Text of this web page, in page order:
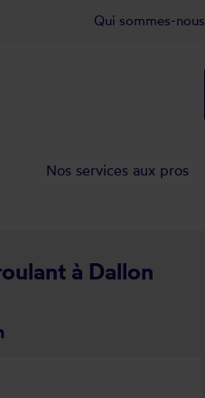
à Dallon
Qui sommes-nous
Nos services aux pros